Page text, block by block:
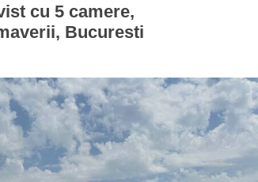
cu 5 camere,
Bucuresti